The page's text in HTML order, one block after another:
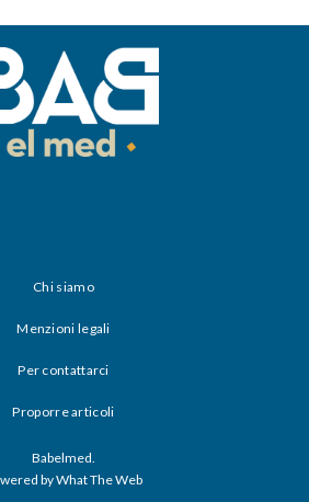
Chi siamo
Menzioni legali
Per contattarci
Proporre articoli
Babelmed.
by What The Web